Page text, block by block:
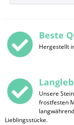
Beste
Hergestellt
Unsere
frostfesten
Lieblingsstücke.